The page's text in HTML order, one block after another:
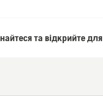
та відкрийте